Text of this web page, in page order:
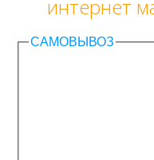
интернет
САМОВЫВОЗ